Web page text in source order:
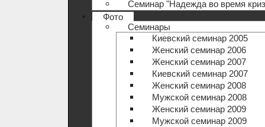
Семинар "Надежда во время
Фото
Семинары
Киевский семинар 2005
Женский семинар 2006
Женский семинар 2007
Киевский семинар 2007
Женский семинар 2008
Мужской семинар 2008
Женский семинар 2009
Мужской семинар 2009